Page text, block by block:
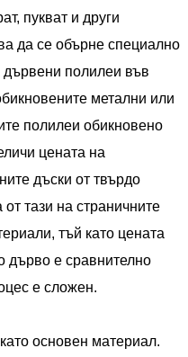
пукват и други
да се обърне специално
полилеи във
метални или
полилеи обикновено
цената на
дъски от твърдо
тази на страничните
тъй като цената
дърво е сравнително
е сложен.
основен материал.